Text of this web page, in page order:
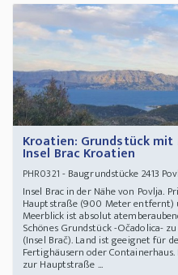
Kroatien: Grundstück
Insel Brac Kroatien
PHR0321 - Baugrundstücke 2413
Insel Brac in der Nähe von Povlja.
Hauptstraße (900 Meter entfernt)
Meerblick ist absolut
Schönes Grundstück -Očadolica-
(Insel Brač). Land ist geeignet für
Fertighäusern oder
zur Hauptstraße ...